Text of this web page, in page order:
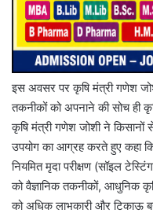
इस अवसर पर कृषि मंत्री गणेश
तकनीकों को अपनाने की सोच ही
कृषि मंत्री गणेश जोशी ने
उपयोग का आग्रह करते हुए कहा
नियमित मृदा परीक्षण (सॉइल
को वैज्ञानिक तकनीकों, आधुनिक
को अधिक लाभकारी और टिकाऊ